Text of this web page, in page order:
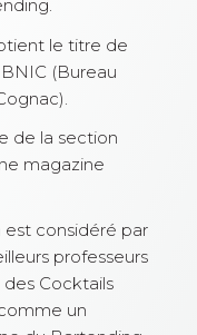
le titre de
(Bureau
de la section
magazine
est considéré par
professeurs
des Cocktails
un